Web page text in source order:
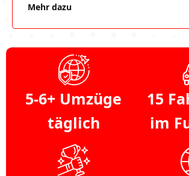
Mehr dazu
5-6+ Umzüge
täglich
15
im